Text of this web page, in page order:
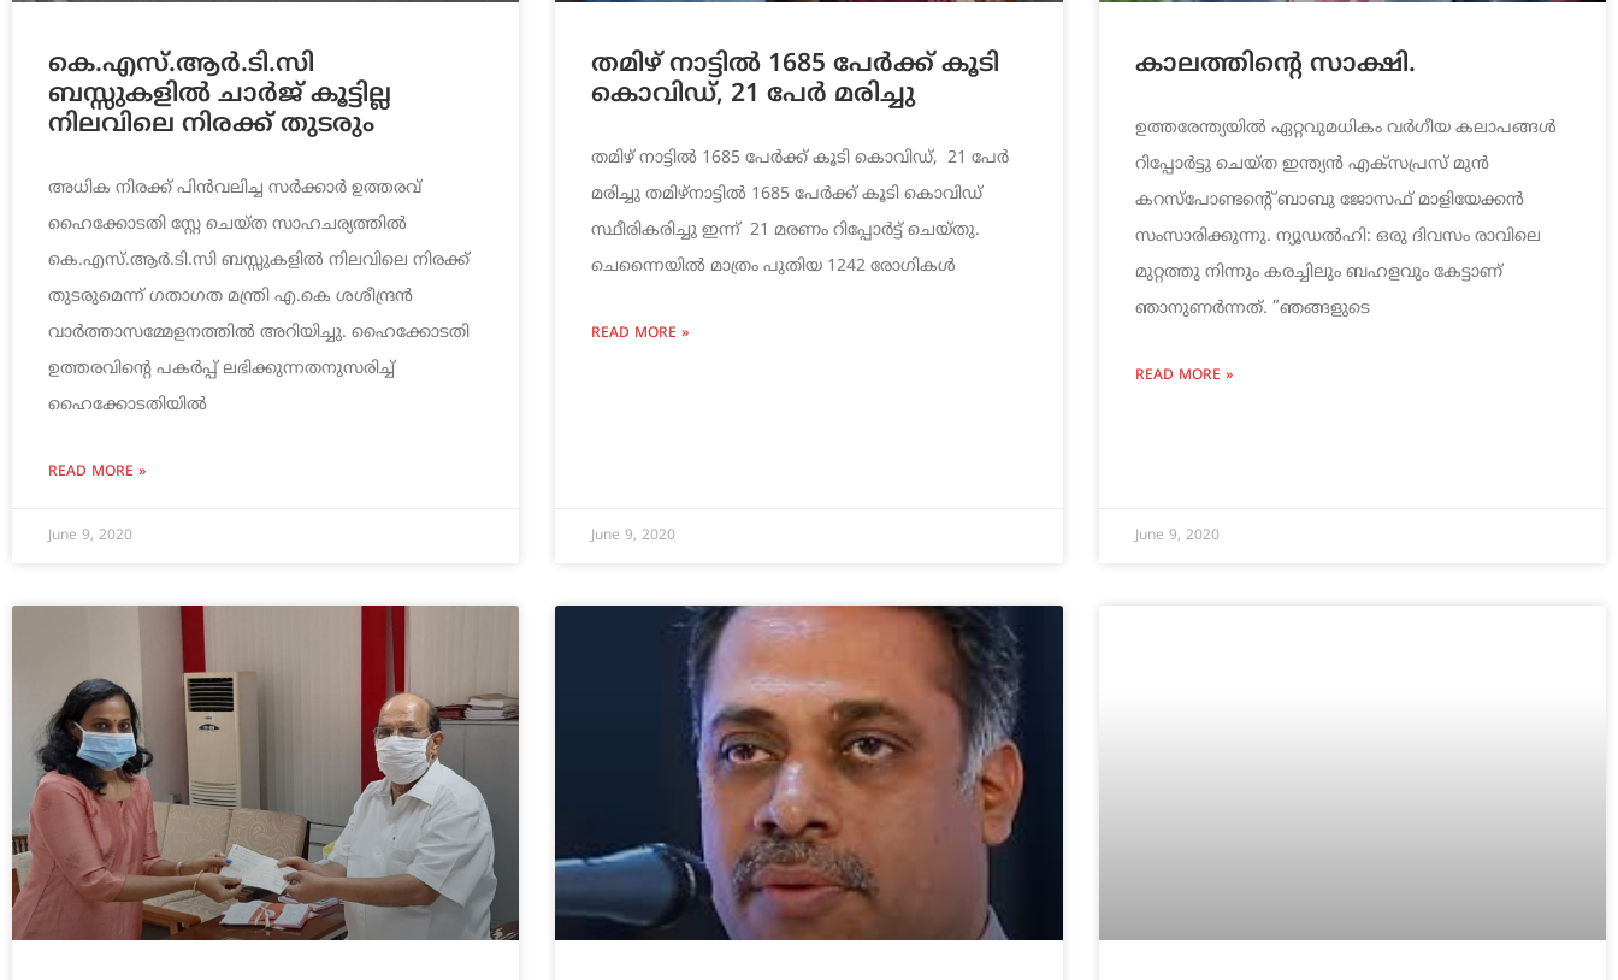
കെ.എസ്.ആർ.ടി.സി
ബസ്സുകളിൽ ചാർജ് കൂട്ടില്ല
നിലവിലെ നിരക്ക് തുടരും
അധിക നിരക്ക് പിൻവലിച്ച സർക്കാർ ഉത്തരവ്
ഹൈക്കോടതി സ്റ്റേ ചെയ്ത സാഹചര്യത്തിൽ
കെ.എസ്.ആർ.ടി.സി ബസ്സുകളിൽ നിലവിലെ നിരക്ക്
തുടരുമെന്ന് ഗതാഗത മന്ത്രി എ.കെ ശശീന്ദ്രൻ
വാർത്താസമ്മേളനത്തിൽ അറിയിച്ചു. ഹൈക്കോടതി
ഉത്തരവിന്റെ പകർപ്പ് ലഭിക്കുന്നതനുസരിച്ച്
ഹൈക്കോടതിയിൽ
READ MORE »
June 9, 2020
തമിഴ് നാട്ടിൽ 1685 പേർക്ക് കൂടി
കൊവിഡ്, 21 പേർ മരിച്ചു
തമിഴ് നാട്ടിൽ 1685 പേർക്ക് കൂടി കൊവിഡ്, 21 പേർ
മരിച്ചു തമിഴ്‌നാട്ടില്‍ 1685 പേർക്ക് കൂടി കൊവിഡ്
സ്ഥീരികരിച്ചു ഇന്ന്‌ 21 മരണം റിപ്പോർട്ട്‌ ചെയ്തു.
ചെന്നൈയില്‍ മാത്രം പുതിയ 1242 രോഗികള്‍
READ MORE »
June 9, 2020
കാലത്തിന്‍റെ സാക്ഷി.
ഉത്തരേന്ത്യയില്‍ ഏറ്റവുമധികം വര്‍ഗീയ കലാപങ്ങള്‍
റിപ്പോര്‍ട്ടു ചെയ്ത ഇന്ത്യന്‍ എക്‌സപ്രസ് മുന്‍
കറസ്‌പോണ്ടന്‍റെ് ബാബു ജോസഫ് മാളിയേക്കന്‍
സംസാരിക്കുന്നു. ന്യൂഡല്‍ഹി: ഒരു ദിവസം രാവിലെ
മുറ്റത്തു നിന്നും കരച്ചിലും ബഹളവും കേട്ടാണ്
ഞാനുണര്‍ന്നത്. ”ഞങ്ങളുടെ
READ MORE »
June 9, 2020